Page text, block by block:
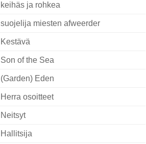
keihäs ja rohkea
suojelija miesten afweerder
Kestävä
Son of the Sea
(Garden) Eden
Herra osoitteet
Neitsyt
Hallitsija